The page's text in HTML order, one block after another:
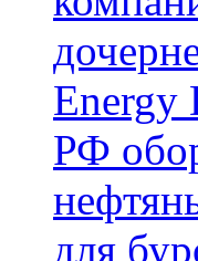
Energy
РФ
для